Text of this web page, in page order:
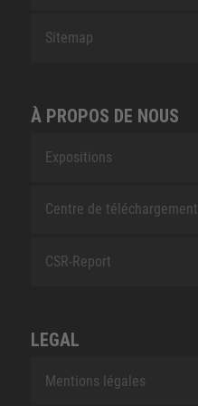
Sitemap
À PROPOS DE NOUS
Expositions
Centre de téléchargement
CSR-Report
LEGAL
Mentions légales